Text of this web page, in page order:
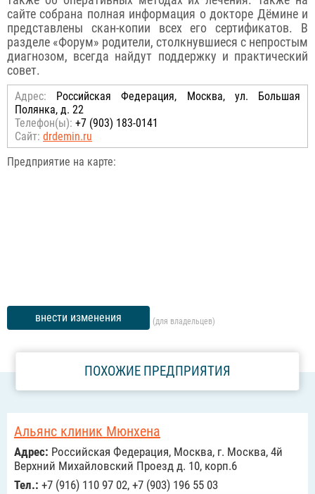
сайте собрана полная информация о докторе Дёмине и
представлены скан-копии всех его сертификатов. В
разделе «Форум» родители, столкнувшиеся с непростым
диагнозом, всегда найдут поддержку и практический
совет.
Адрес: Российcкая Федерация, Москва, ул. Большая
Полянка, д. 22
Телефон(ы): +7 (903) 183-0141
Сайт: drdemin.ru
Предприятие на карте:
внести изменения (для владельцев)
ПОХОЖИЕ ПРЕДПРИЯТИЯ
Альянс клиник Мюнхена
Адрес: Российcкая Федерация, Москва, г. Москва, 4й
Верхний Михайловский Проезд д. 10, корп.6
Тел.: +7 (916) 110 97 02, +7 (903) 196 55 03